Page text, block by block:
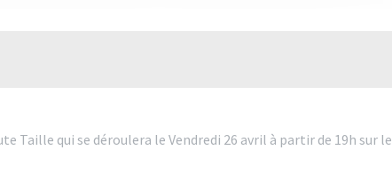
Taille qui se déroulera le Vendredi 26 avril à partir de 19h sur le